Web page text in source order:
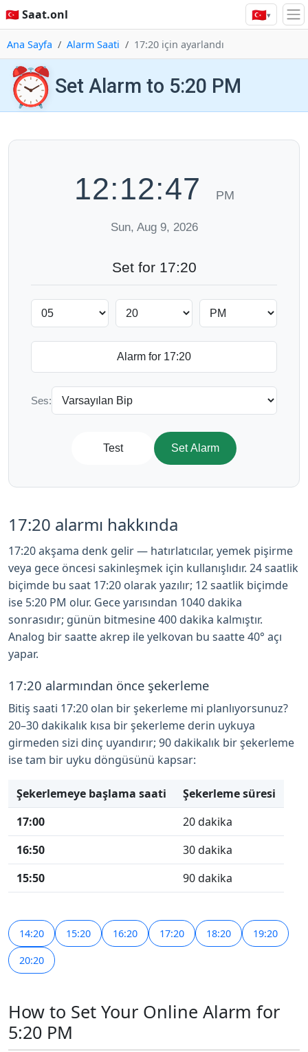
🇹🇷 Saat.onl 🇹🇷▾
Ana Sayfa Alarm Saati 17:20 için ayarlandı
⏰ Set Alarm to 5:20 PM
12:12:48 PM
Sun, Aug 9, 2026
Set for 17:20
Ses:
Test Set Alarm
17:20 alarmı hakkında
17:20 akşama denk gelir — hatırlatıcılar, yemek pişirme
veya gece öncesi sakinleşmek için kullanışlıdır. 24 saatlik
biçimde bu saat 17:20 olarak yazılır; 12 saatlik biçimde
ise 5:20 PM olur. Gece yarısından 1040 dakika
sonrasıdır; günün bitmesine 400 dakika kalmıştır.
Analog bir saatte akrep ile yelkovan bu saatte 40° açı
yapar.
17:20 alarmından önce şekerleme
Bitiş saati 17:20 olan bir şekerleme mi planlıyorsunuz?
20–30 dakikalık kısa bir şekerleme derin uykuya
girmeden sizi dinç uyandırır; 90 dakikalık bir şekerleme
ise tam bir uyku döngüsünü kapsar:
Şekerlemeye başlama saati
Şekerleme süresi
17:00
20 dakika
16:50
30 dakika
15:50
90 dakika
14:20 15:20 16:20 17:20 18:20 19:20
20:20
How to Set Your Online Alarm for
5:20 PM